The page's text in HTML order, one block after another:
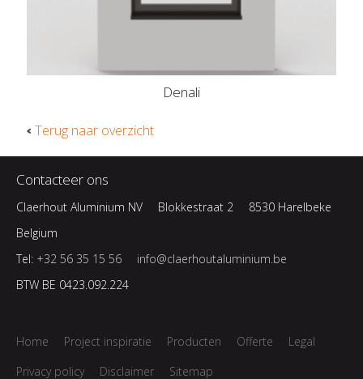
Denali
Terug naar overzicht
Contacteer ons
Claerhout Aluminium NV Blokkestraat 2
8530 Harelbeke
Belgium
Tel: +32 56 35 15 56
info@claerhoutaluminium.be
BTW BE 0423.092.224
Home Project inspiratie Producten Offerte
Legal
Privacy policy
Disclaimer Sitemap